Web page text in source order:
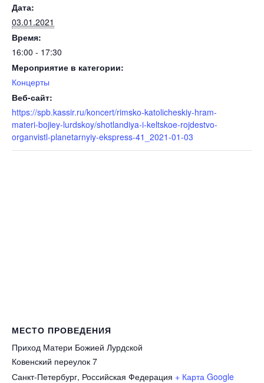
Дата:
03.01.2021
Время:
16:00 - 17:30
Мероприятие в категории:
Концерты
Веб-сайт:
https://spb.kassir.ru/koncert/rimsko-katolicheskiy-hram-
materi-bojiey-lurdskoy/shotlandiya-i-keltskoe-rojdestvo-
organvistl-planetarnyiy-ekspress-41_2021-01-03
МЕСТО ПРОВЕДЕНИЯ
Приход Матери Божией Лурдской
Ковенский переулок 7
Санкт-Петербург, Российская Федерация + Карта Google